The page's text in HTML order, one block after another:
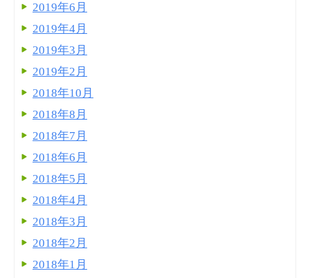
2019年6月
2019年4月
2019年3月
2019年2月
2018年10月
2018年8月
2018年7月
2018年6月
2018年5月
2018年4月
2018年3月
2018年2月
2018年1月